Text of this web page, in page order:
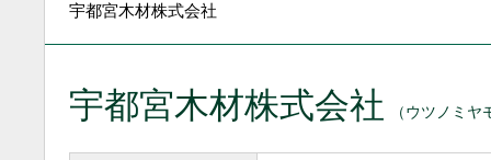
宇都宮木材株式会社
宇都宮木材株式会社 （ウツノミヤ